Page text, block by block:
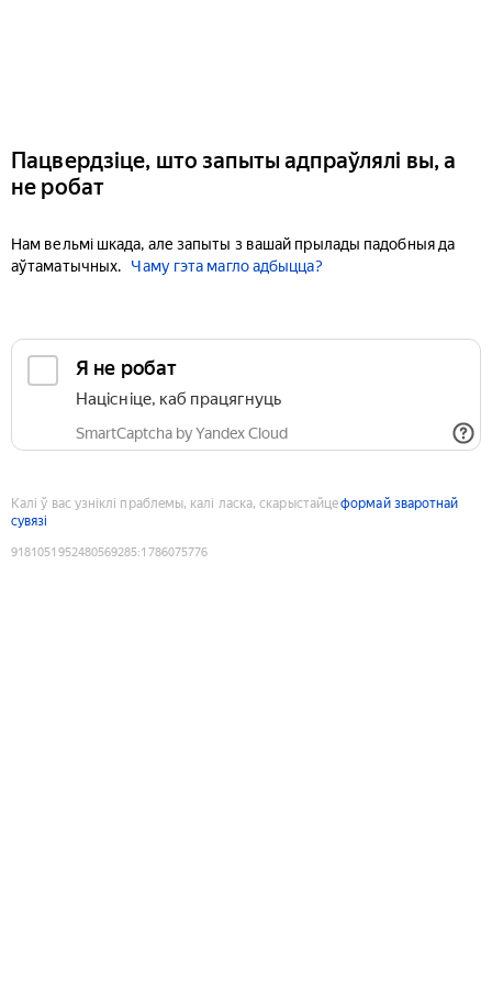
Пацвердзіце, што запыты адпраўлялі вы, а
не робат
Нам вельмі шкада, але запыты з вашай прылады падобныя да
аўтаматычных.
Чаму гэта магло адбыцца?
Я не робат
Націсніце, каб працягнуць
SmartCaptcha by Yandex Cloud
Калі ў вас узніклі праблемы, калі ласка, скарыстайцеформай зваротнай
сувязі
9181051952480569285:1786075776